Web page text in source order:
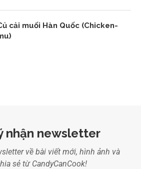
cải muối Hàn Quốc (Chicken-
nhận newsletter
về bài viết mới, hình ảnh và
sẻ từ CandyCanCook!